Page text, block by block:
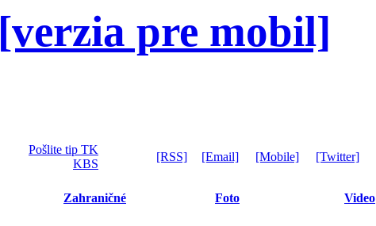
[verzia pre mobil]
Pošlite tip TK
KBS
[RSS] [Email] [Mobile] [Twitter]
Zahraničné Foto Video